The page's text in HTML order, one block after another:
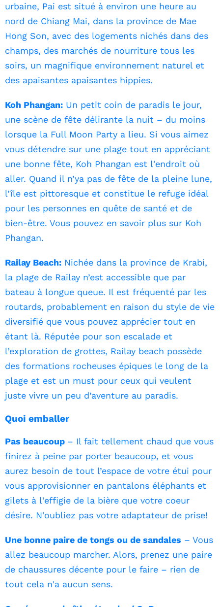
urbaine, Pai est situé à environ une heure au
nord de Chiang Mai, dans la province de Mae
Hong Son, avec des logements nichés dans des
champs, des marchés de nourriture tous les
soirs, un magnifique environnement naturel et
des apaisantes apaisantes hippies.
Koh Phangan: Un petit coin de paradis le jour,
une scène de fête délirante la nuit – du moins
lorsque la Full Moon Party a lieu. Si vous aimez
vous détendre sur une plage tout en appréciant
une bonne fête, Koh Phangan est l'endroit où
aller. Quand il n’ya pas de fête de la pleine lune,
l’île est pittoresque et constitue le refuge idéal
pour les personnes en quête de santé et de
bien-être. Vous pouvez en savoir plus sur Koh
Phangan.
Railay Beach: Nichée dans la province de Krabi,
la plage de Railay n’est accessible que par
bateau à longue queue. Il est fréquenté par les
routards, probablement en raison du style de vie
diversifié que vous pouvez apprécier tout en
étant là. Réputée pour son escalade et
l’exploration de grottes, Railay beach possède
des formations rocheuses épiques le long de la
plage et est un must pour ceux qui veulent
juste vivre un peu d’aventure au paradis.
Quoi emballer
Pas beaucoup – Il fait tellement chaud que vous
finirez à peine par porter beaucoup, et vous
aurez besoin de tout l’espace de votre étui pour
vous approvisionner en pantalons éléphants et
gilets à l'effigie de la bière que votre coeur
désire. N'oubliez pas votre adaptateur de prise!
Une bonne paire de tongs ou de sandales – Vous
allez beaucoup marcher. Alors, prenez une paire
de chaussures décente pour le faire – rien de
tout cela n'a aucun sens.